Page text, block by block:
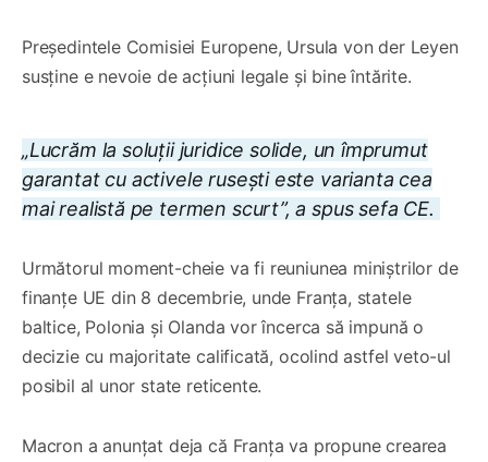
Președintele Comisiei Europene, Ursula von der Leyen
susține e nevoie de acțiuni legale și bine întărite.
„Lucrăm la soluții juridice solide, un împrumut
garantat cu activele rusești este varianta cea
mai realistă pe termen scurt”, a spus sefa CE.
Următorul moment-cheie va fi reuniunea miniștrilor de
finanțe UE din 8 decembrie, unde Franța, statele
baltice, Polonia și Olanda vor încerca să impună o
decizie cu majoritate calificată, ocolind astfel veto-ul
posibil al unor state reticente.
Macron a anunțat deja că Franța va propune crearea